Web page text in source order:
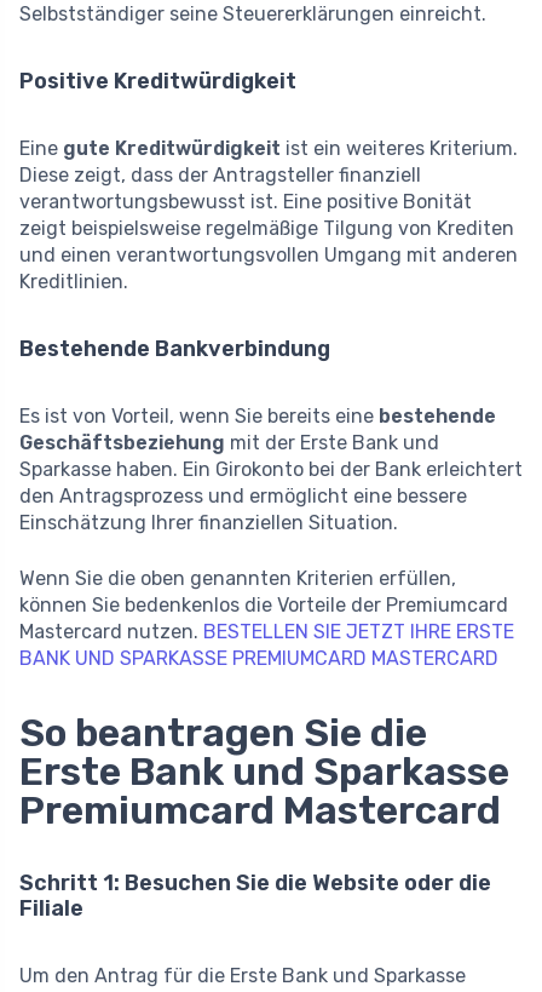
Selbstständiger seine Steuererklärungen einreicht.
Positive Kreditwürdigkeit
Eine gute Kreditwürdigkeit ist ein weiteres Kriterium.
Diese zeigt, dass der Antragsteller finanziell
verantwortungsbewusst ist. Eine positive Bonität
zeigt beispielsweise regelmäßige Tilgung von Krediten
und einen verantwortungsvollen Umgang mit anderen
Kreditlinien.
Bestehende Bankverbindung
Es ist von Vorteil, wenn Sie bereits eine bestehende
Geschäftsbeziehung mit der Erste Bank und
Sparkasse haben. Ein Girokonto bei der Bank erleichtert
den Antragsprozess und ermöglicht eine bessere
Einschätzung Ihrer finanziellen Situation.
Wenn Sie die oben genannten Kriterien erfüllen,
können Sie bedenkenlos die Vorteile der Premiumcard
Mastercard nutzen. BESTELLEN SIE JETZT IHRE ERSTE
BANK UND SPARKASSE PREMIUMCARD MASTERCARD
So beantragen Sie die
Erste Bank und Sparkasse
Premiumcard Mastercard
Schritt 1: Besuchen Sie die Website oder die
Filiale
Um den Antrag für die Erste Bank und Sparkasse